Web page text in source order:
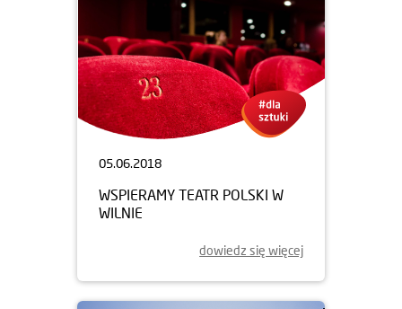
05.06.2018
WSPIERAMY TEATR POLSKI W
WILNIE
dowiedz się więcej